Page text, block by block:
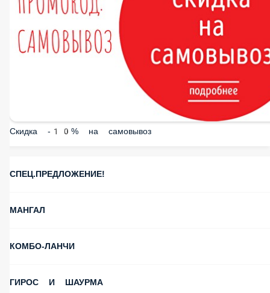
Скидка -10% на самовывоз
СПЕЦ.ПРЕДЛОЖЕНИЕ!
МАНГАЛ
КОМБО-ЛАНЧИ
ГИРОС И ШАУРМА